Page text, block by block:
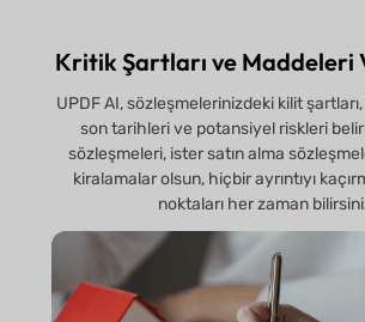
Kritik Şartları ve Maddeleri
UPDF AI, sözleşmelerinizdeki kilit
son tarihleri ve potansiyel riskleri
sözleşmeleri, ister satın alma
kiralamalar olsun, hiçbir ayrıntıyı
noktaları her zaman